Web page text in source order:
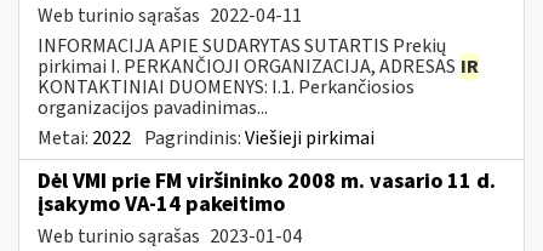
Web turinio sąrašas 2022-04-11
INFORMACIJA APIE SUDARYTAS SUTARTIS Prekių
pirkimai I. PERKANČIOJI ORGANIZACIJA, ADRESAS IR
KONTAKTINIAI DUOMENYS: I.1. Perkančiosios
organizacijos pavadinimas...
Metai: 2022 Pagrindinis:Viešieji pirkimai
Dėl VMI prie FM viršininko 2008 m. vasario 11 d.
įsakymo VA-14 pakeitimo
Web turinio sąrašas 2023-01-04